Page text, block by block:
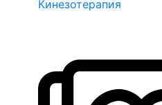
Кинезотерапия